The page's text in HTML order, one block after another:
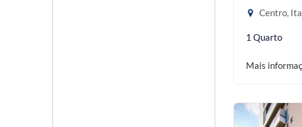
Centro,
1 Quarto
Mais